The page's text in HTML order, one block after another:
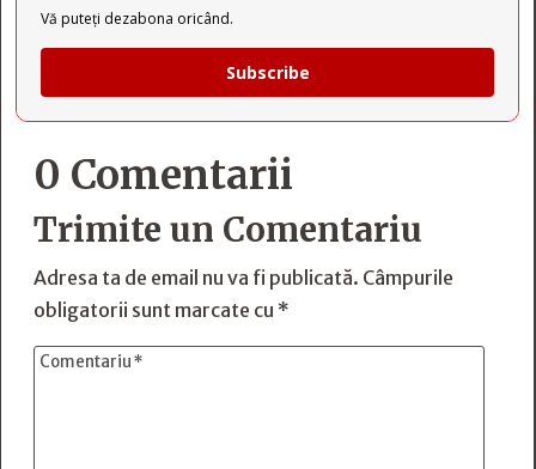
Vă puteți dezabona oricând.
Subscribe
0 Comentarii
Trimite un Comentariu
Adresa ta de email nu va fi publicată. Câmpurile
obligatorii sunt marcate cu *